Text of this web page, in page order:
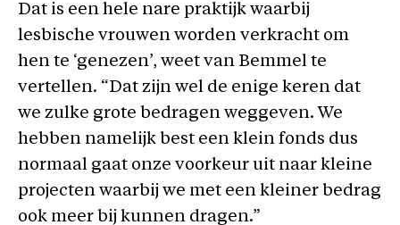
Dat is een hele nare praktijk waarbij
lesbische vrouwen worden verkracht om
hen te ‘genezen’, weet van Bemmel te
vertellen. “Dat zijn wel de enige keren dat
we zulke grote bedragen weggeven. We
hebben namelijk best een klein fonds dus
normaal gaat onze voorkeur uit naar kleine
projecten waarbij we met een kleiner bedrag
ook meer bij kunnen dragen.”